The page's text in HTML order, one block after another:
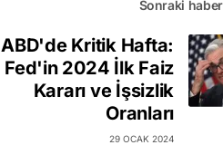
Sonraki haber
ABD'de Kritik Hafta:
Fed'in 2024 İlk Faiz
Kararı ve İşsizlik
Oranları
29 OCAK 2024